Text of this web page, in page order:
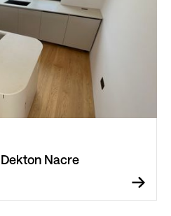
Nacre